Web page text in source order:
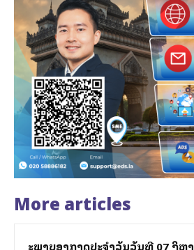
More articles
ສະພາບອາກາດປະຈຳວັນວັນທີ 07 ສິງຫາ